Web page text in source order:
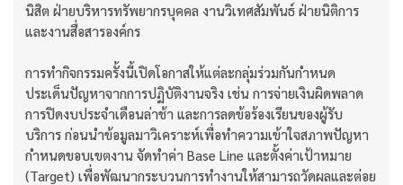
นิสิต ฝ่ายบริหารทรัพยากรบุคคล งานวิเทศสัมพันธ์ ฝ่ายนิติการ
และงานสื่อสารองค์กร
การทำกิจกรรมครั้งนี้เปิดโอกาสให้แต่ละกลุ่มร่วมกันกำหนด
ประเด็นปัญหาจากการปฏิบัติงานจริง เช่น การจ่ายเงินผิดพลาด
การปิดงบประจำเดือนล่าช้า และการลดข้อร้องเรียนของผู้รับ
บริการ ก่อนนำข้อมูลมาวิเคราะห์เพื่อทำความเข้าใจสภาพปัญหา
กำหนดขอบเขตงาน จัดทำค่า Base Line และตั้งค่าเป้าหมาย
(Target) เพื่อพัฒนากระบวนการทำงานให้สามารถวัดผลและต่อย